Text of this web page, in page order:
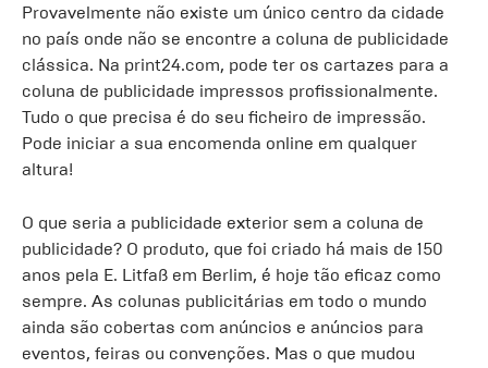
Provavelmente não existe um único centro da cidade
no país onde não se encontre a coluna de publicidade
clássica. Na print24.com, pode ter os cartazes para a
coluna de publicidade impressos profissionalmente.
Tudo o que precisa é do seu ficheiro de impressão.
Pode iniciar a sua encomenda online em qualquer
altura!
O que seria a publicidade exterior sem a coluna de
publicidade? O produto, que foi criado há mais de 150
anos pela E. Litfaß em Berlim, é hoje tão eficaz como
sempre. As colunas publicitárias em todo o mundo
ainda são cobertas com anúncios e anúncios para
eventos, feiras ou convenções. Mas o que mudou